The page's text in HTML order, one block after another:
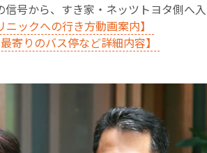
号から、すき家・ネッツトヨタ側へ入
ニックへの行き方動画案内】
最寄りのバス停など詳細内容】